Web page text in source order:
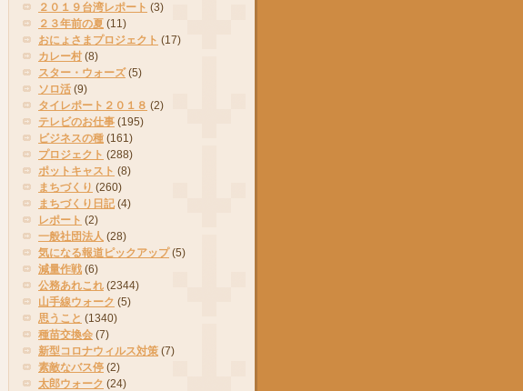
２０１９台湾レポート (3)
２３年前の夏 (11)
おにょさまプロジェクト (17)
カレー村 (8)
スター・ウォーズ (5)
ソロ活 (9)
タイレポート２０１８ (2)
テレビのお仕事 (195)
ビジネスの種 (161)
プロジェクト (288)
ポットキャスト (8)
まちづくり (260)
まちづくり日記 (4)
レポート (2)
一般社団法人 (28)
気になる報道ピックアップ (5)
減量作戦 (6)
公務あれこれ (2344)
山手線ウォーク (5)
思うこと (1340)
種苗交換会 (7)
新型コロナウィルス対策 (7)
素敵なバス停 (2)
太郎ウォーク (24)